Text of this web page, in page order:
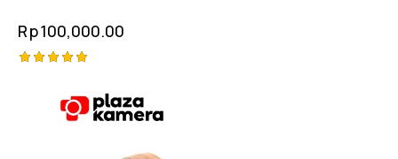
Rp100,000.00
out of 5